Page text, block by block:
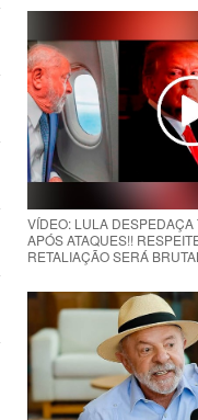
VÍDEO: LULA
APÓS ATAQUES!!
RETALIAÇÃO SERÁ